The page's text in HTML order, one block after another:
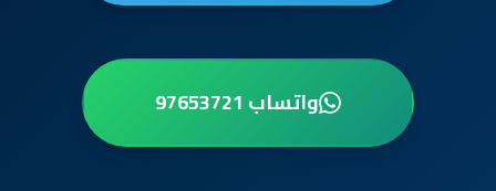
واتساب 97653721